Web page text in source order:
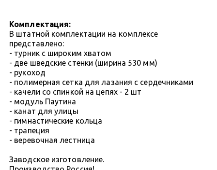
Комплектация:
В штатной комплектации на комплексе
представлено:
- турник с широким хватом
- две шведские стенки (ширина 530 мм)
- рукоход
- полимерная сетка для лазания с сердечниками
- качели со спинкой на цепях - 2 шт
- модуль Паутина
- канат для улицы
- гимнастические кольца
- трапеция
- веревочная лестница
Заводское изготовление.